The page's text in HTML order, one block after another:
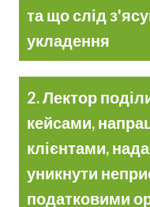
та що слід
укладення
2. Лектор
кейсами,
клієнтами,
уникнути
податковими